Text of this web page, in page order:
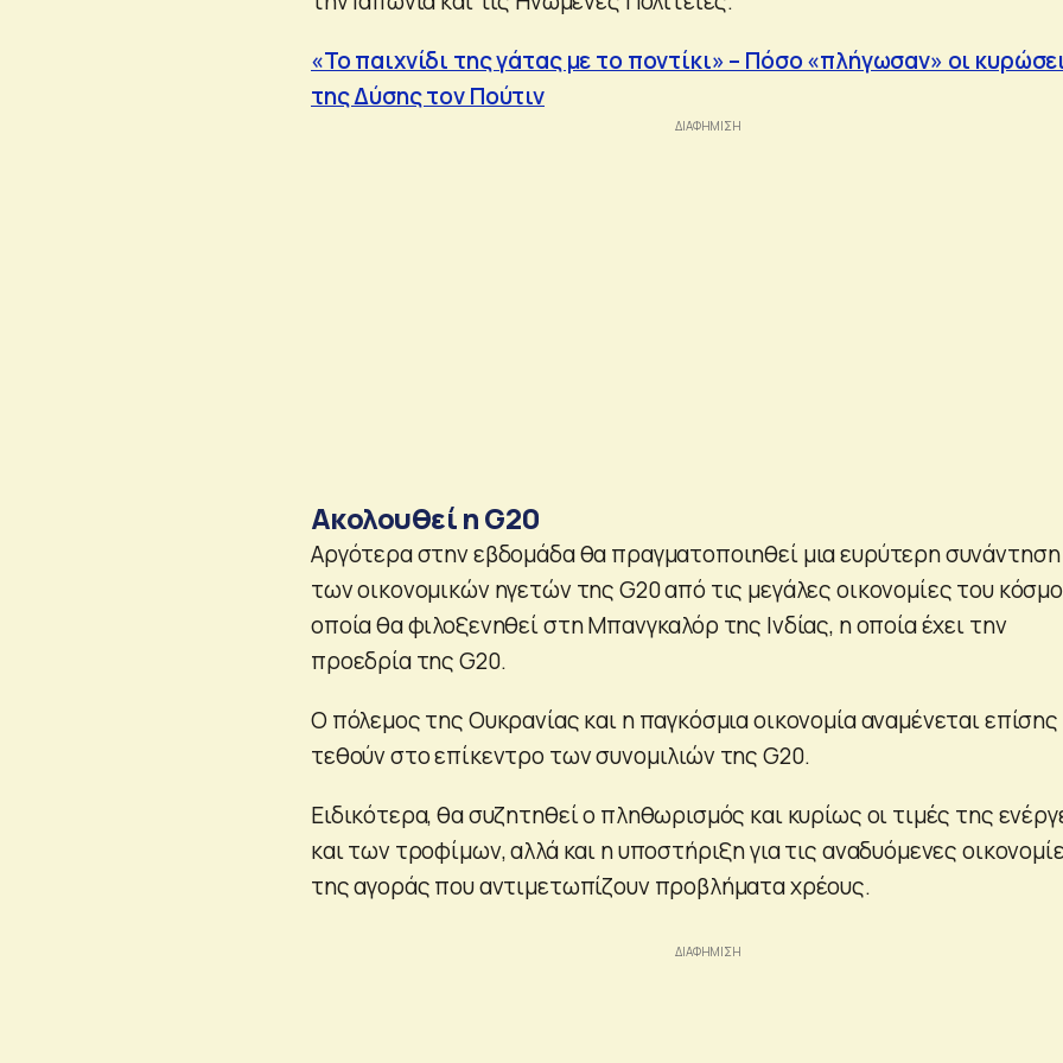
«Το παιχνίδι της γάτας με το ποντίκι» – Πόσο «πλήγωσαν» οι
της Δύσης τον Πούτιν
Ακολουθεί η G20
Αργότερα στην εβδομάδα θα πραγματοποιηθεί μια ευρύτερη συνάντηση
των οικονομικών ηγετών της G20 από τις μεγάλες οικονομίες του
οποία θα φιλοξενηθεί στη Μπανγκαλόρ της Ινδίας, η οποία έχει την
προεδρία της G20.
Ο πόλεμος της Ουκρανίας και η παγκόσμια οικονομία αναμένεται
τεθούν στο επίκεντρο των συνομιλιών της G20.
Ειδικότερα, θα συζητηθεί ο πληθωρισμός και κυρίως οι τιμές της
και των τροφίμων, αλλά και η υποστήριξη για τις αναδυόμενες
της αγοράς που αντιμετωπίζουν προβλήματα χρέους.